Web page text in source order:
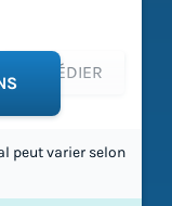
EXPÉDIER
peut varier selon